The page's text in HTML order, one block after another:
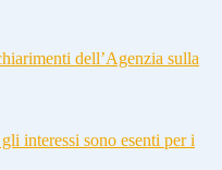
dell’Agenzia sulla
interessi sono esenti per i